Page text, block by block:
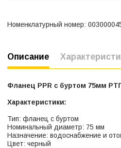
Номенклатурный номер:
Описание
Фланец PPR с буртом 75мм
Характеристики:
Тип: фланец с буртом
Номинальный диаметр: 75 мм
Назначение: водоснабжение и
Цвет: черный